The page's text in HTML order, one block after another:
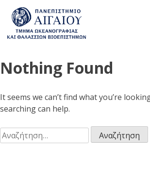
Nothing Found
It seems we can’t find what you’re
searching can help.